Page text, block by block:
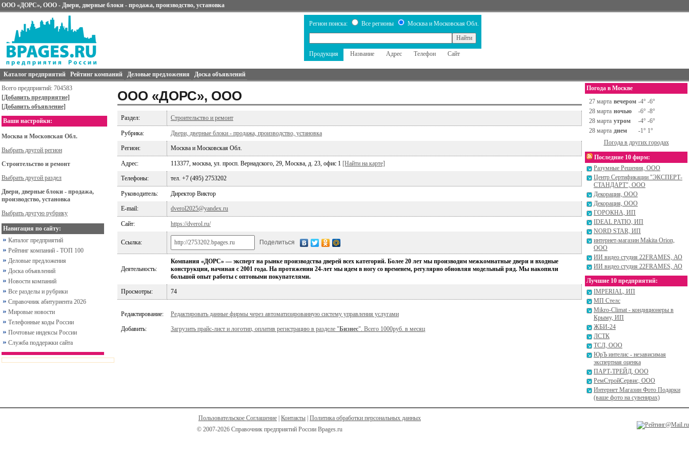
ООО «ДОРС», ООО - Двери, дверные блоки - продажа, производство, установка
Регион поиска: Все регионы Москва и Московская Обл.
Продукция Название Адрес Телефон Сайт
Каталог предприятий Рейтинг компаний Деловые предложения
Доска объявлений
Всего предприятий: 704583
[Добавить предприятие]
[Добавить объявление]
Ваши настройки:
Москва и Московская Обл.
Выбрать другой регион
Строительство и ремонт
Выбрать другой раздел
Двери, дверные блоки - продажа,
производство, установка
Выбрать другую рубрику
Навигация по сайту:
Каталог предприятий
Рейтинг компаний - ТОП 100
Деловые предложения
Доска объявлений
Новости компаний
Все разделы и рубрики
Справочник абитуриента 2026
Мировые новости
Телефонные коды России
Почтовые индексы России
Служба поддержки сайта
ООО «ДОРС», ООО
Раздел: Строительство и ремонт
Рубрика: Двери, дверные блоки - продажа, производство, установка
Регион: Москва и Московская Обл.
Адрес: 113377, москва, ул. просп. Вернадского, 29, Москва, д. 23, офис 1 [Найти на карте]
Телефоны: тел. +7 (495) 2753202
Руководитель: Директор Виктор
E-mail: dverol2025@yandex.ru
Сайт: https://dverol.ru/
Ссылка: Поделиться
Деятельность:
Компания «ДОРС» — эксперт на рынке производства дверей всех категорий. Более 20 лет мы производим межкомнатные двери и входные
конструкции, начиная с 2001 года. На протяжении 24-лет мы идем в ногу со временем, регулярно обновляя модельный ряд. Мы накопили
большой опыт работы с оптовыми покупателями.
Просмотры: 74
Редактирование: Редактировать данные фирмы через автоматизированную систему управления услугами
Добавить: Загрузить прайс-лист и логотип, оплатив регистрацию в разделе "Бизнес". Всего 1000руб. в месяц
Погода в Москве
27 марта вечером -4° -6°
28 марта ночью
-6° -8°
28 марта утром
-4° -6°
28 марта днем
-1° 1°
Погода в других городах
Последние 10 фирм:
Разумные Решения, ООО
Центр Сертификации "ЭКСПЕРТ-
СТАНДАРТ", ООО
Декорация, ООО
Декорация, ООО
ГОРОКНА, ИП
IDEAL PATIO, ИП
NORD STAR, ИП
интернет-магазин Makita Orion,
ООО
ИИ видео студия 22FRAMES, АО
ИИ видео студия 22FRAMES, АО
Лучшие 10 предприятий:
IMPERIAL, ИП
МП Стелс
Mikro-Climat - кондиционеры в
Крыму, ИП
ЖБИ-24
ЛСТК
ТСЛ, ООО
ЮрЪ интелис - независимая
экспертная оценка
ПАРТ-ТРЕЙД, ООО
РемСтройСервис, ООО
Интернет Магазин Фото Подарки
(ваше фото на сувенирах)
Пользовательское Соглашение Контакты Политика обработки персональных данных
© 2007-2026 Справочник предприятий России Bpages.ru